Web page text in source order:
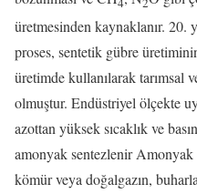
üretmesinden kaynaklanır. 20.
proses, sentetik gübre
üretimde kullanılarak tarımsal
olmuştur. Endüstriyel ölçekte
azottan yüksek sıcaklık ve
amonyak sentezlenir
kömür veya doğalgazın,